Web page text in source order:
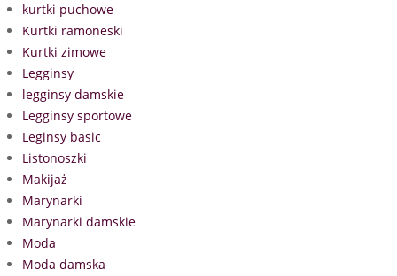
kurtki puchowe
Kurtki ramoneski
Kurtki zimowe
Legginsy
legginsy damskie
Legginsy sportowe
Leginsy basic
Listonoszki
Makijaż
Marynarki
Marynarki damskie
Moda
Moda damska